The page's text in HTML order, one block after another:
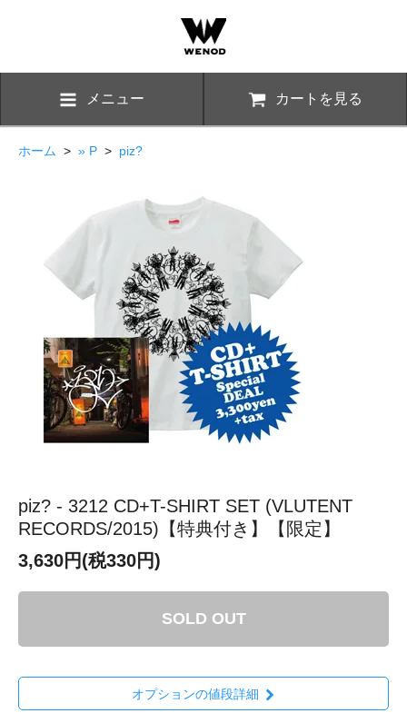
メニュー カートを見る
ホーム > » P > piz?
piz? - 3212 CD+T-SHIRT SET (VLUTENT
RECORDS/2015)【特典付き】【限定】
3,630円(税330円)
SOLD OUT
オプションの値段詳細